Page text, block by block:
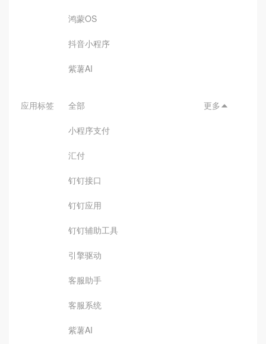
鸿蒙OS
抖音小程序
紫薯AI
应用标签 全部
小程序支付
汇付
钉钉接口
钉钉应用
钉钉辅助工具
引擎驱动
客服助手
客服系统
紫薯AI
更多 